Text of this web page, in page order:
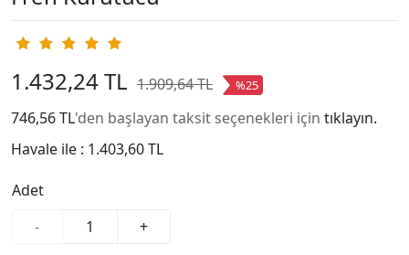
1.432,24 TL 1.909,64 TL %25
746,56 TL'den başlayan taksit seçenekleri için tıklayın.
Havale ile : 1.403,60 TL
Adet
-
+